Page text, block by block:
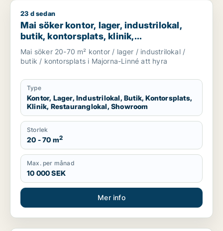
Mai söker kontor, lager, industrilokal, butik, kontorsplats,
23 d sedan
Mai söker kontor, lager, industrilokal,
butik, kontorsplats, klinik,
restauranglokal eller showroom för
uthyrning i Majorna-Linné
Mai söker 20-70 m² kontor / lager / industrilokal /
butik / kontorsplats i Majorna-Linné att hyra
Type
Kontor, Lager, Industrilokal, Butik, Kontorsplats,
Klinik, Restauranglokal, Showroom
Storlek
20 - 70 m2
Max. per månad
10 000 SEK
Mer info